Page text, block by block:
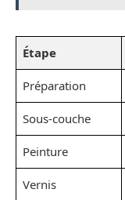
Étape
Préparation
Sous-couche
Peinture
Vernis